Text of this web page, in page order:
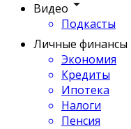
Видео
Подкасты
Личные финансы
Экономия
Кредиты
Ипотека
Налоги
Пенсия